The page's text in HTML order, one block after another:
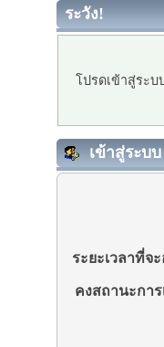
ระวัง!
โปรดเข้าสู่ระ
เข้าสู่ระบบ
ระยะเวลาที่จ
คงสถานะกา